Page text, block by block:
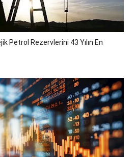
Petrol Rezervlerini 43 Yılın En